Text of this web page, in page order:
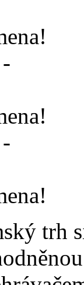
trh